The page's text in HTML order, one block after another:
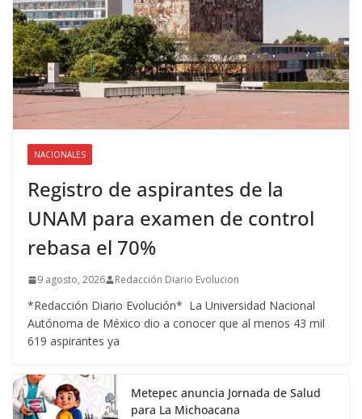
NACIONALES
Registro de aspirantes de la
UNAM para examen de control
rebasa el 70%
9 agosto, 2026 Redacción Diario Evolucion
*Redacción Diario Evolución* La Universidad Nacional
Autónoma de México dio a conocer que al menos 43 mil
619 aspirantes ya
Metepec anuncia Jornada de Salud
para La Michoacana